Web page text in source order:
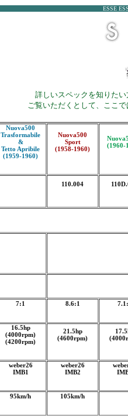
ESSE
詳しいスペックを知りた
ご覧いただくとして、ここ
Nuova500
Trasformabile
&
Tetto Apribile
(1959-1960)
Nuova500
Sport
(1958-1960)
(1960-
110.004
7:1 8.6:1
16.5hp
(4000rpm)
(4200rpm)
21.5hp
(4600rpm)
weber26
IMB1
weber26
IMB2
95km/h 105km/h